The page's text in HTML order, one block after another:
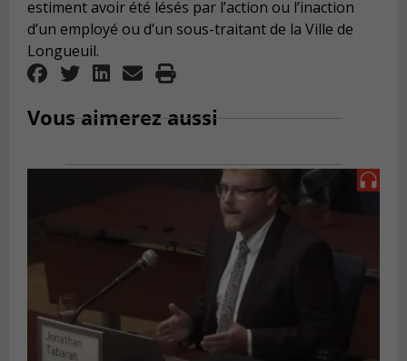
estiment avoir été lésés par l’action ou l’inaction
d’un employé ou d’un sous-traitant de la Ville de
Longueuil.
Vous aimerez aussi